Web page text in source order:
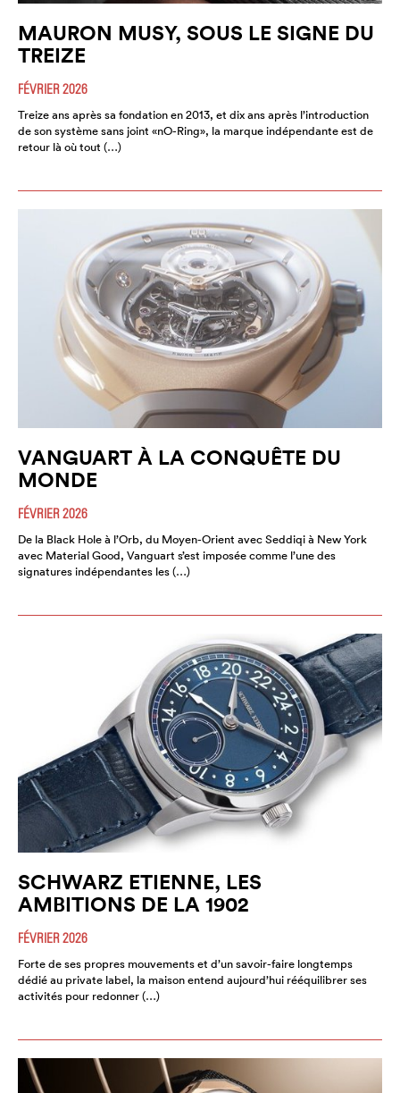
MAURON MUSY, SOUS LE SIGNE DU
TREIZE
FÉVRIER 2026
Treize ans après sa fondation en 2013, et dix ans après l’introduction
de son système sans joint «nO-Ring», la marque indépendante est de
retour là où tout (…)
VANGUART À LA CONQUÊTE DU
MONDE
FÉVRIER 2026
De la Black Hole à l’Orb, du Moyen-Orient avec Seddiqi à New York
avec Material Good, Vanguart s’est imposée comme l’une des
signatures indépendantes les (…)
SCHWARZ ETIENNE, LES
AMBITIONS DE LA 1902
FÉVRIER 2026
Forte de ses propres mouvements et d’un savoir-faire longtemps
dédié au private label, la maison entend aujourd’hui rééquilibrer ses
activités pour redonner (…)